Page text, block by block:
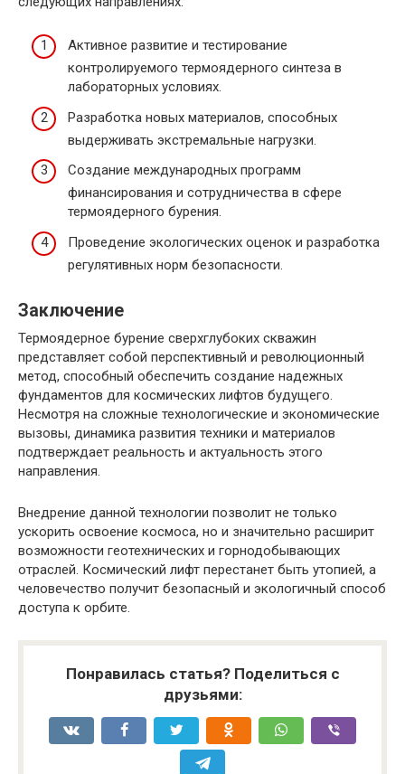
Активное развитие и тестирование
контролируемого термоядерного синтеза в
лабораторных условиях.
Разработка новых материалов, способных
выдерживать экстремальные нагрузки.
Создание международных программ
финансирования и сотрудничества в сфере
термоядерного бурения.
Проведение экологических оценок и разработка
регулятивных норм безопасности.
Заключение
Термоядерное бурение сверхглубоких скважин
представляет собой перспективный и революционный
метод, способный обеспечить создание надежных
фундаментов для космических лифтов будущего.
Несмотря на сложные технологические и экономические
вызовы, динамика развития техники и материалов
подтверждает реальность и актуальность этого
направления.
Внедрение данной технологии позволит не только
ускорить освоение космоса, но и значительно расширит
возможности геотехнических и горнодобывающих
отраслей. Космический лифт перестанет быть утопией, а
человечество получит безопасный и экологичный способ
доступа к орбите.
Понравилась статья? Поделиться с
друзьями: